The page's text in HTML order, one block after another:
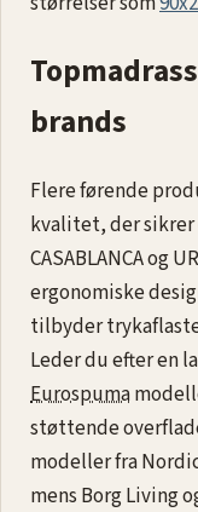
brands
Flere førende
kvalitet, der
CASABLANCA og
ergonomiske
tilbyder
Leder du efter en
Eurospuma
støttende
modeller fra
mens Borg Living